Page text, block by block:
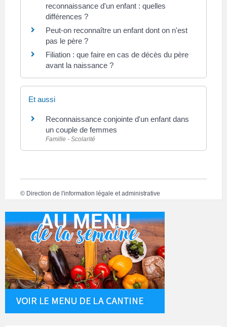
reconnaissance d'un enfant : quelles
différences ?
Peut-on reconnaître un enfant dont on n'est
pas le père ?
Filiation : que faire en cas de décès du père
avant la naissance ?
Et aussi
Reconnaissance conjointe d'un enfant dans
un couple de femmes
Famille - Scolarité
© Direction de l'information légale et administrative